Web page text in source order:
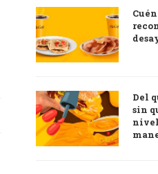
Del
sin
nivel